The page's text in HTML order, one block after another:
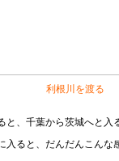
利根川を渡る
と、千葉から茨城へと入
入ると、だんだんこんな